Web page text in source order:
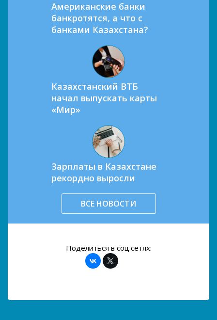
Американские банки
банкротятся, а что с
банками Казахстана?
Казахстанский ВТБ
начал выпускать карты
«Мир»
Зарплаты в Казахстане
рекордно выросли
ВСЕ НОВОСТИ
Поделиться в соц.сетях: